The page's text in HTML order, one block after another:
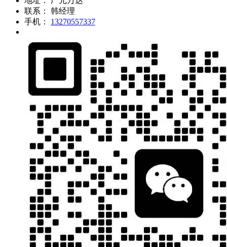
联系：
韩经理
手机：
13270557337